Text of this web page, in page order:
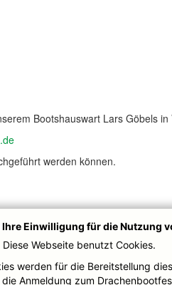
Bootshauswart Lars Göbels in
werden können.
Einwilligung für die Nutzung
Diese Webseite benutzt Cookies.
werden für die Bereitstellung
Anmeldung zum